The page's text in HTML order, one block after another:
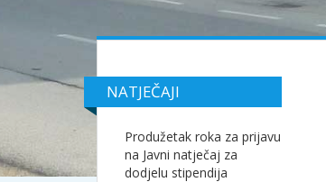
NATJEČAJI
Produžetak roka za prijavu
na Javni natječaj za
dodjelu stipendija